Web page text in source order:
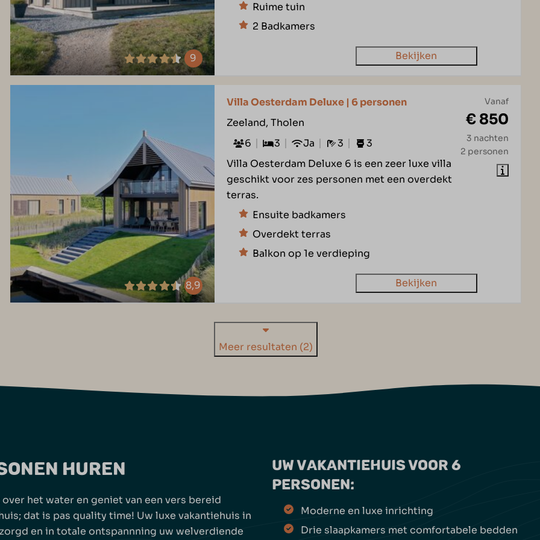
9
Ruime tuin
2 Badkamers
Bekijken
8,9
Vanaf
€ 850
3 nachten
2 personen
Villa Oesterdam Deluxe | 6 personen
Zeeland, Tholen
6
3 Ja 3
3
Villa Oesterdam Deluxe 6 is een zeer luxe villa
geschikt voor zes personen met een overdekt
terras.
Ensuite badkamers
Overdekt terras
Balkon op 1e verdieping
Bekijken
Meer resultaten (2)
HUREN
het water en geniet van een vers bereid
dat is pas quality time! Uw luxe vakantiehuis in
en in totale ontspannning uw welverdiende
UW VAKANTIEHUIS VOOR 6
PERSONEN:
Moderne en luxe inrichting
Drie slaapkamers met comfortabele bedden